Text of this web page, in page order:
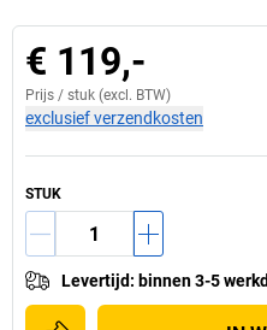
€ 119,-
Prijs / stuk (excl. BTW)
exclusief verzendkosten
STUK
Levertijd: binnen 3-5